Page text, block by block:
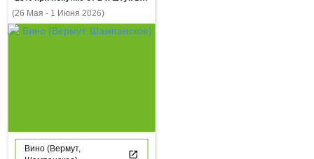
(26 Мая - 1 Июня 2026)
Вино (Вермут,